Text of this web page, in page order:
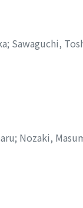
; Sawaguchi,
; Nozaki,